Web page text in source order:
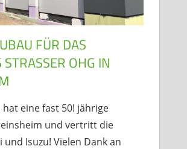
FÜR DAS
OHG IN
eine fast 50! jährige
und vertritt die
und Isuzu! Vielen Dank an